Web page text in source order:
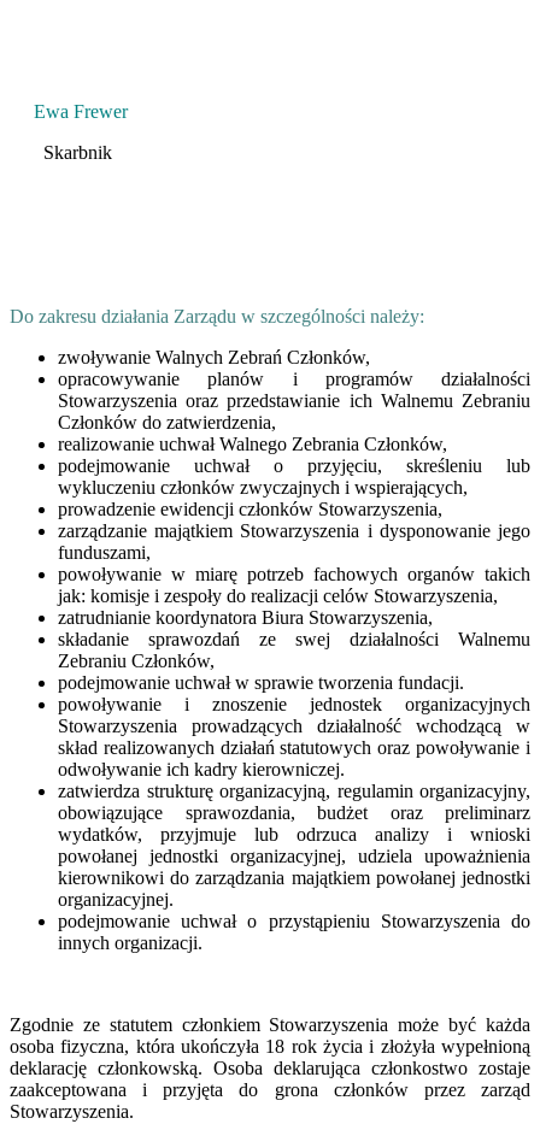
Ewa Frewer
Skarbnik
Do zakresu działania Zarządu w szczególności należy:
zwoływanie Walnych Zebrań Członków,
opracowywanie planów i programów działalności
Stowarzyszenia oraz przedstawianie ich Walnemu Zebraniu
Członków do zatwierdzenia,
realizowanie uchwał Walnego Zebrania Członków,
podejmowanie uchwał o przyjęciu, skreśleniu lub
wykluczeniu członków zwyczajnych i wspierających,
prowadzenie ewidencji członków Stowarzyszenia,
zarządzanie majątkiem Stowarzyszenia i dysponowanie jego
funduszami,
powoływanie w miarę potrzeb fachowych organów takich
jak: komisje i zespoły do realizacji celów Stowarzyszenia,
zatrudnianie koordynatora Biura Stowarzyszenia,
składanie sprawozdań ze swej działalności Walnemu
Zebraniu Członków,
podejmowanie uchwał w sprawie tworzenia fundacji.
powoływanie i znoszenie jednostek organizacyjnych
Stowarzyszenia prowadzących działalność wchodzącą w
skład realizowanych działań statutowych oraz powoływanie i
odwoływanie ich kadry kierowniczej.
zatwierdza strukturę organizacyjną, regulamin organizacyjny,
obowiązujące sprawozdania, budżet oraz preliminarz
wydatków, przyjmuje lub odrzuca analizy i wnioski
powołanej jednostki organizacyjnej, udziela upoważnienia
kierownikowi do zarządzania majątkiem powołanej jednostki
organizacyjnej.
podejmowanie uchwał o przystąpieniu Stowarzyszenia do
innych organizacji.
Zgodnie ze statutem członkiem Stowarzyszenia może być każda
osoba fizyczna, która ukończyła 18 rok życia i złożyła wypełnioną
deklarację członkowską. Osoba deklarująca członkostwo zostaje
zaakceptowana i przyjęta do grona członków przez zarząd
Stowarzyszenia.